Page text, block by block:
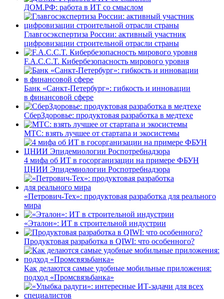
ДОМ.РФ: работа в ИТ со смыслом
Главгосэкспертиза России: активный участник
цифровизации строительной отрасли страны
F.A.C.C.T. Кибербезопасность мирового уровня
Банк «Санкт-Петербург»: гибкость и инновации
в финансовой сфере
СберЗдоровье: продуктовая разработка в медтехе
МТС: взять лучшее от стартапа и экосистемы
4 мифа об ИТ в госорганизации на примере ФБУН
ЦНИИ Эпидемиологии Роспотребнадзора
«Петрович-Тех»: продуктовая разработка для реального
мира
«Эталон»: ИТ в строительной индустрии
Продуктовая разработка в QIWI: что особенного?
Как делаются самые удобные мобильные приложения:
подход «Промсвязьбанка»